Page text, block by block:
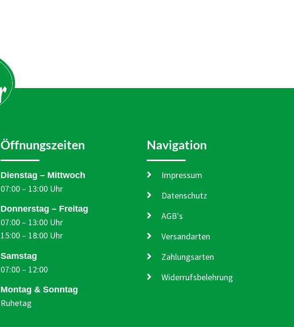
Öffnungszeiten
Dienstag – Mittwoch
07:00 – 13:00 Uhr
Donnerstag – Freitag
07:00 – 13:00 Uhr
15:00 – 18:00 Uhr
Samstag
07:00 – 12:00
Montag & Sonntag
Ruhetag
Navigation
Impressum
Datenschutz
AGB's
Versandarten
Zahlungsarten
Widerrufsbelehrung